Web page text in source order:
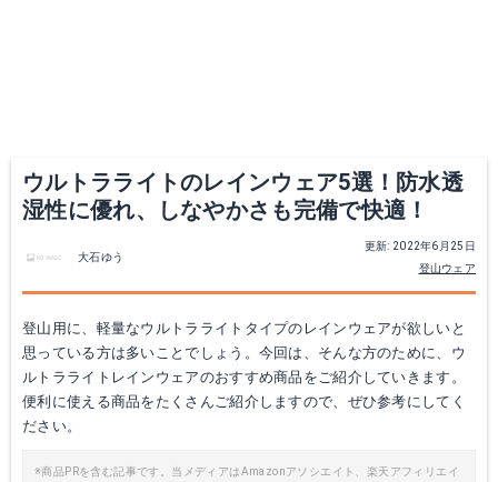
ウルトラライトのレインウェア5選！防水透
湿性に優れ、しなやかさも完備で快適！
更新: 2022年6月25日
登山ウェア
大石ゆう
登山用に、軽量なウルトラライトタイプのレインウェアが欲しいと
思っている方は多いことでしょう。今回は、そんな方のために、ウ
ルトラライトレインウェアのおすすめ商品をご紹介していきます。
便利に使える商品をたくさんご紹介しますので、ぜひ参考にしてく
ださい。
※商品PRを含む記事です。当メディアはAmazonアソシエイト、楽天アフィリエイ
Amazonで詳細を見る Amazonで詳細を見る